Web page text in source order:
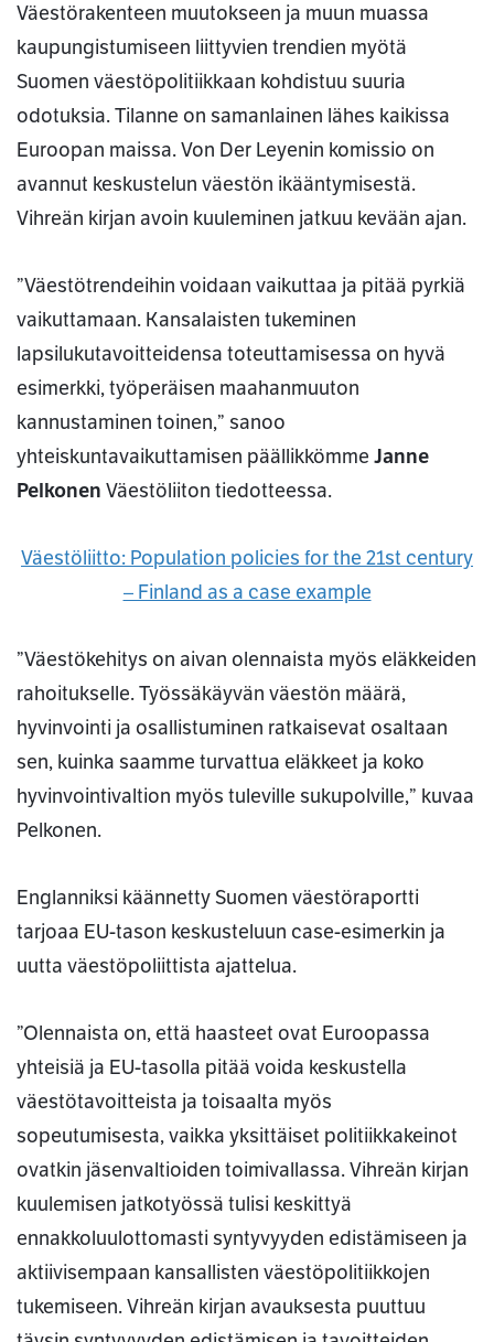
Väestörakenteen muutokseen ja muun muassa
kaupungistumiseen liittyvien trendien myötä
Suomen väestöpolitiikkaan kohdistuu suuria
odotuksia. Tilanne on samanlainen lähes kaikissa
Euroopan maissa. Von Der Leyenin komissio on
avannut keskustelun väestön ikääntymisestä.
Vihreän kirjan avoin kuuleminen jatkuu kevään ajan.
”Väestötrendeihin voidaan vaikuttaa ja pitää pyrkiä
vaikuttamaan. Kansalaisten tukeminen
lapsilukutavoitteidensa toteuttamisessa on hyvä
esimerkki, työperäisen maahanmuuton
kannustaminen toinen,” sanoo
yhteiskuntavaikuttamisen päällikkömme Janne
Pelkonen Väestöliiton tiedotteessa.
Väestöliitto: Population policies for the 21st century
– Finland as a case example
”Väestökehitys on aivan olennaista myös eläkkeiden
rahoitukselle. Työssäkäyvän väestön määrä,
hyvinvointi ja osallistuminen ratkaisevat osaltaan
sen, kuinka saamme turvattua eläkkeet ja koko
hyvinvointivaltion myös tuleville sukupolville,” kuvaa
Pelkonen.
Englanniksi käännetty Suomen väestöraportti
tarjoaa EU-tason keskusteluun case-esimerkin ja
uutta väestöpoliittista ajattelua.
”Olennaista on, että haasteet ovat Euroopassa
yhteisiä ja EU-tasolla pitää voida keskustella
väestötavoitteista ja toisaalta myös
sopeutumisesta, vaikka yksittäiset politiikkakeinot
ovatkin jäsenvaltioiden toimivallassa. Vihreän kirjan
kuulemisen jatkotyössä tulisi keskittyä
ennakkoluulottomasti syntyvyyden edistämiseen ja
aktiivisempaan kansallisten väestöpolitiikkojen
tukemiseen. Vihreän kirjan avauksesta puuttuu